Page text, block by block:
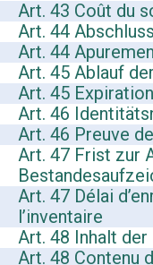
Art. 43 Coût du
Art. 44
Art. 44
Art. 45 Ablauf
Art. 45
Art. 46
Art. 46 Preuve
Art. 47 Frist zur
Art. 47 Délai
l’inventaire
Art. 48 Inhalt
Art. 48 Contenu